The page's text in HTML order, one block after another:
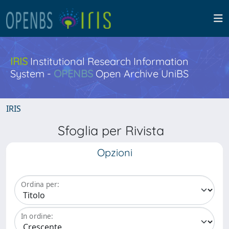
IRISInstitutional Research Information
System - OPENBS Open Archive UniBS
IRIS
Sfoglia per Rivista
Opzioni
Ordina per:
In ordine: